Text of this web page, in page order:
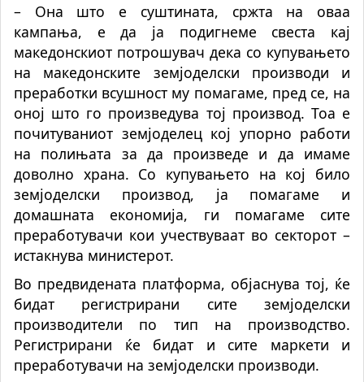
– Она што е суштината, сржта на оваа
кампања, е да ја подигнеме свеста кај
македонскиот потрошувач дека со купувањето
на македонските земјоделски производи и
преработки всушност му помагаме, пред се, на
оној што го произведува тој производ. Тоа е
почитуваниот земјоделец кој упорно работи
на полињата за да произведе и да имаме
доволно храна. Со купувањето на кој било
земјоделски производ, ја помагаме и
домашната економија, ги помагаме сите
преработувачи кои учествуваат во секторот –
истакнува министерот.
Во предвидената платформа, објаснува тој, ќе
бидат регистрирани сите земјоделски
производители по тип на производство.
Регистрирани ќе бидат и сите маркети и
преработувачи на земјоделски производи.